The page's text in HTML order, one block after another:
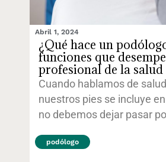
Abril 1, 2024
¿Qué hace un
funciones que
profesional de la salud
Cuando hablamos de
nuestros pies se incluye
no debemos dejar pasar
podólogo